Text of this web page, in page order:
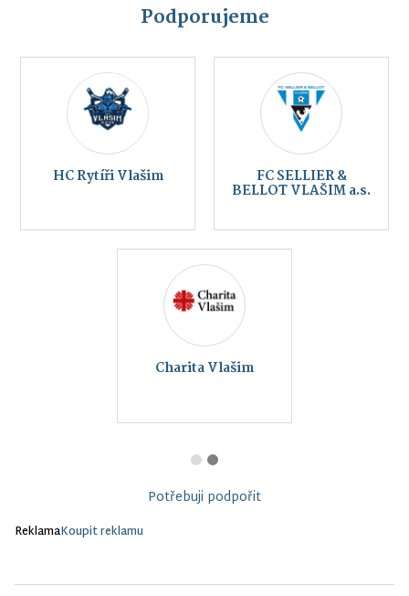
Podporujeme
HC Rytíři Vlašim FC SELLIER &
BELLOT VLAŠIM a.s.
Charita Vlašim
Potřebuji podpořit
ReklamaKoupit reklamu